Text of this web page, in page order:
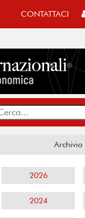
CONTATTACI
Archivio
2026
2024